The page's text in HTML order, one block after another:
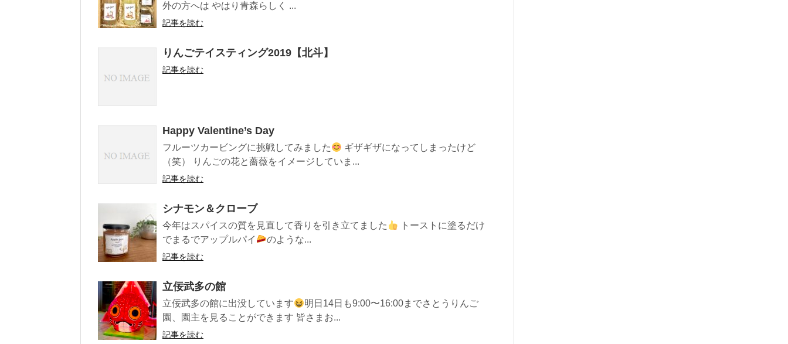
外の方へは やはり青森らしく ...
記事を読む
りんごテイスティング2019【北斗】
記事を読む
Happy Valentine’s Day
フルーツカービングに挑戦してみました
ギザギザになってしまったけど
（笑） りんごの花と薔薇をイメージしていま...
記事を読む
シナモン＆クローブ
今年はスパイスの質を見直して香りを引き立てました
トーストに塗るだけ
でまるでアップルパイ
のような...
記事を読む
立佞武多の館
立佞武多の館に出没しています
明日14日も9:00〜16:00までさとうりんご
園、園主を見ることができます 皆さまお...
記事を読む